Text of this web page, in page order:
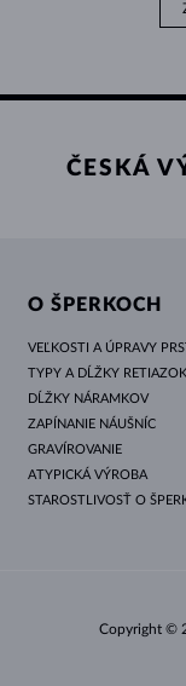
ČESKÁ
O ŠPERKOCH
VEĽKOSTI A ÚPRAVY
TYPY A DĹŽKY RETIAZOK
DĹŽKY NÁRAMKOV
ZAPÍNANIE NÁUŠNÍC
GRAVÍROVANIE
ATYPICKÁ VÝROBA
STAROSTLIVOSŤ O
Copyright ©